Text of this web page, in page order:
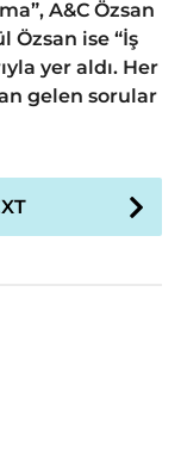
A&C Özsan
Özsan ise “İş
yer aldı. Her
gelen sorular